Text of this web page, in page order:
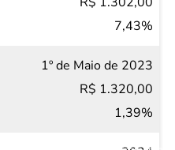
7,43%
1º de Maio de 2023
R$ 1.320,00
1,39%